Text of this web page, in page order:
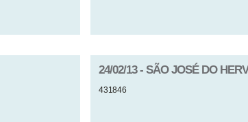
24/02/13 - SÃO JOSÉ DO
431846